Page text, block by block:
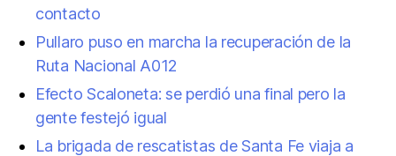
contacto
Pullaro puso en marcha la recuperación de la
Ruta Nacional A012
Efecto Scaloneta: se perdió una final pero la
gente festejó igual
La brigada de rescatistas de Santa Fe viaja a